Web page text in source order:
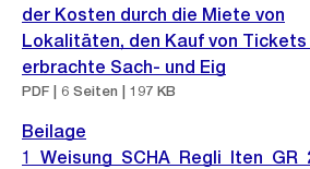
der Kosten durch die Miete von
Lokalitäten, den Kauf von Tickets
erbrachte Sach- und Eig
PDF | 6 Seiten | 197 KB
Beilage